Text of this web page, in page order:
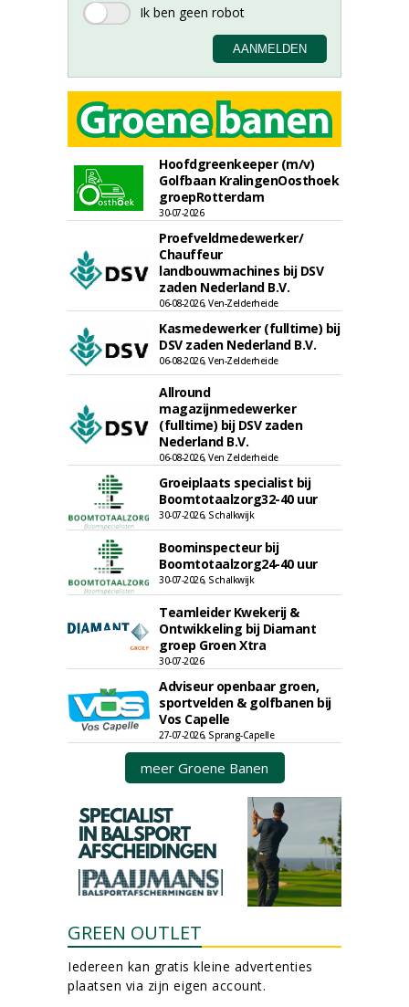
Hoofdgreenkeeper (m/v)
Golfbaan KralingenOosthoek
groepRotterdam
30-07-2026
Proefveldmedewerker/
Chauffeur
landbouwmachines bij DSV
zaden Nederland B.V.
06-08-2026, Ven-Zelderheide
Kasmedewerker (fulltime) bij
DSV zaden Nederland B.V.
06-08-2026, Ven-Zelderheide
Allround
magazijnmedewerker
(fulltime) bij DSV zaden
Nederland B.V.
06-08-2026, Ven Zelderheide
Groeiplaats specialist bij
Boomtotaalzorg32-40 uur
30-07-2026, Schalkwijk
Boominspecteur bij
Boomtotaalzorg24-40 uur
30-07-2026, Schalkwijk
Teamleider Kwekerij &
Ontwikkeling bij Diamant
groep Groen Xtra
30-07-2026
Adviseur openbaar groen,
sportvelden & golfbanen bij
Vos Capelle
27-07-2026, Sprang-Capelle
meer Groene Banen
GREEN OUTLET
Iedereen kan gratis kleine advertenties
plaatsen via zijn eigen account.